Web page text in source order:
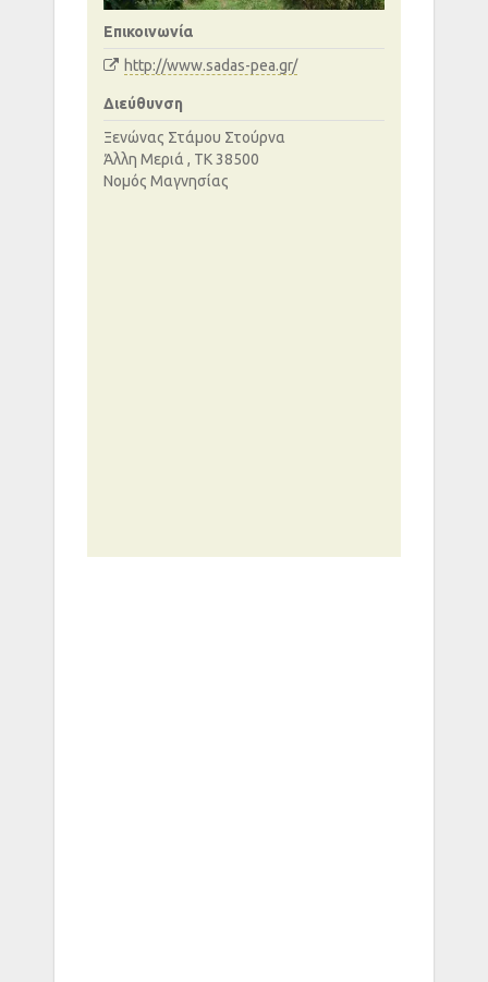
Επικοινωνία
http://www.sadas-pea.gr/
Διεύθυνση
Ξενώνας Στάμου Στούρνα
Άλλη Μεριά , ΤΚ 38500
Νομός Μαγνησίας